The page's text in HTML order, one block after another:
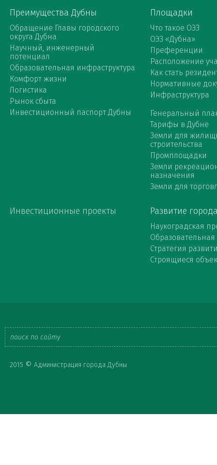
Преимущества Дубны
Обращение Главы городского
округа Дубна
Научный, инженерный
потенциал
Образовательная инфраструктура
Комфорт жизни
Логистика
Рынок сбыта
Инвестиционный паспорт Дубны
Площадки
Что такое ОЭЗ
ОЭЗ «Дубна»
Преференции
Расположение
Как стать
Нормативные
Инфраструктура
Генеральный
Тарифы в Дубне
Земли для
строительства
Промплощадки
Земли
назначения
Земли для
Инвестиционные проекты Развитие
Наукоградская
Стратегия
Строящиеся
2015 © Администрация города Дубны